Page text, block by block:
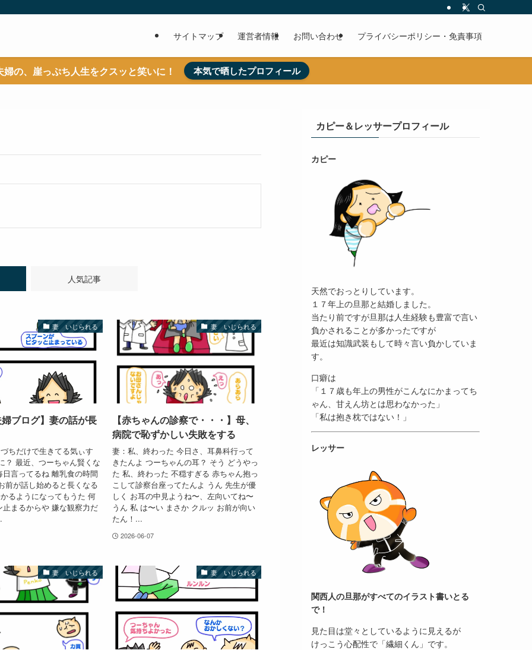
サイトマップ 運営者情報 お問い合わせ プライバシーポリシー・免責事項
婦の、崖っぷち人生をクスッと笑いに！ 本気で晒したプロフィール
人気記事
妻 いじられる
ブログ】妻の話が長
ちだけで生きてる気ぃす
？ 最近、つーちゃん賢くな
言ってるね 離乳食の時間
前が話し始めると長くなる
るようになってもうた 何
まるからや 嫌な観察力だ
妻 いじられる
【赤ちゃんの診察で・・・】母、
病院で恥ずかしい失敗をする
妻：私、終わった 今日さ、耳鼻科行って
きたんよ つーちゃんの耳？ そう どうやっ
た 私、終わった 不穏すぎる 赤ちゃん抱っ
こして診察台座ってたんよ うん 先生が優
しく お耳の中見ようね〜、左向いてね〜
うん 私 は〜い まさか クルッ お前が向い
たん！...
2026-06-07
妻 いじられる 妻 いじられる
カピー＆レッサープロフィール
カピー
天然でおっとりしています。
１７年上の旦那と結婚しました。
当たり前ですが旦那は人生経験も豊富で言い
負かされることが多かったですが
最近は知識武装もして時々言い負かしていま
す。
口癖は
「１７歳も年上の男性がこんなにかまってち
ゃん、甘えん坊とは思わなかった」
「私は抱き枕ではない！」
レッサー
関西人の旦那がすべてのイラスト書いとる
で！
見た目は堂々としているように見えるが
けっこう心配性で「繊細くん」です。